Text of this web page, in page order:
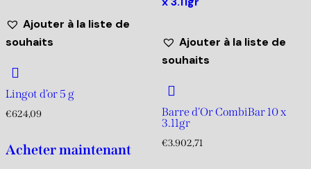
Ajouter à la liste de
souhaits
Lingot d’or 5 g
€624,09
Acheter maintenant
Ajouter à la liste de
souhaits
Barre d’Or CombiBar 10 x
3.11gr
€3.902,71